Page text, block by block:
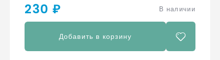
230 ₽ В наличии
Добавить в корзину